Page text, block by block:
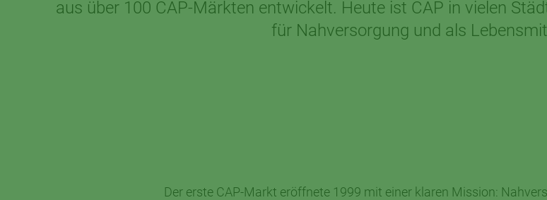
aus über 100 CAP-Märkten entwickelt. Heute ist CAP in vielen
für Nahversorgung und als
Der erste CAP-Markt eröffnete 1999 mit einer klaren Mission: